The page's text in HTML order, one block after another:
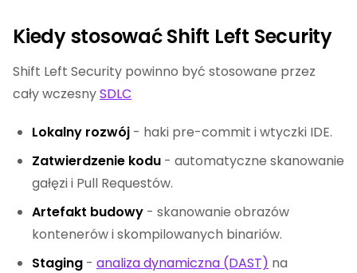
Kiedy stosować Shift Left Security
Shift Left Security powinno być stosowane przez
cały wczesnySDLC
Lokalny rozwój - haki pre-commit i wtyczki IDE.
Zatwierdzenie kodu - automatyczne skanowanie
gałęzi i Pull Requestów.
Artefakt budowy - skanowanie obrazów
kontenerów i skompilowanych binariów.
Staging - analiza dynamiczna (DAST) na